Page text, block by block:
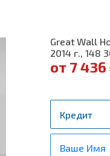
Great Wall
2014 г., 148
от 7